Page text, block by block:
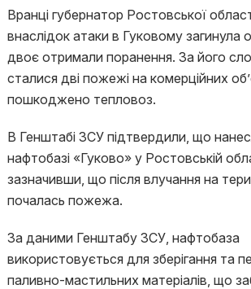
Вранці губернатор Ростовської
внаслідок атаки в Гуковому
двоє отримали поранення. За його
сталися дві пожежі на комерційних
пошкоджено тепловоз.
В Генштабі ЗСУ підтвердили, що
нафтобазі «Гуково» у Ростовській
зазначивши, що після влучання на
почалась пожежа.
За даними Генштабу ЗСУ, нафтобаза
використовується для зберігання та
паливно-мастильних матеріалів, що